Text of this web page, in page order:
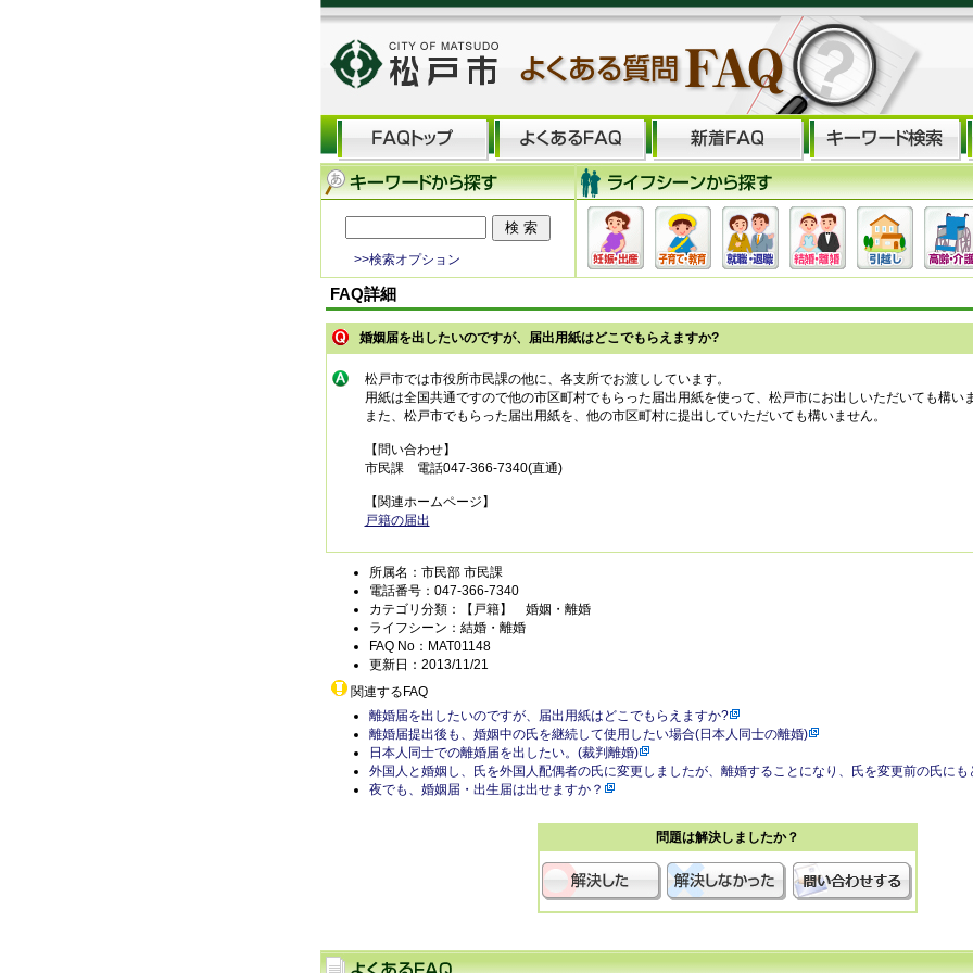
>>検索オプション
FAQ詳細
婚姻届を出したいのですが、届出用紙はどこでもらえますか?
松戸市では市役所市民課の他に、各支所でお渡ししています。
用紙は全国共通ですので他の市区町村でもらった届出用紙を使って、松戸市にお出しいただいても構い
また、松戸市でもらった届出用紙を、他の市区町村に提出していただいても構いません。
【問い合わせ】
市民課 電話047-366-7340(直通)
【関連ホームページ】
戸籍の届出
所属名：市民部 市民課
電話番号：047-366-7340
カテゴリ分類：【戸籍】 婚姻・離婚
ライフシーン：結婚・離婚
FAQ No：MAT01148
更新日：2013/11/21
関連するFAQ
離婚届を出したいのですが、届出用紙はどこでもらえますか?
離婚届提出後も、婚姻中の氏を継続して使用したい場合(日本人同士の離婚)
日本人同士での離婚届を出したい。(裁判離婚)
外国人と婚姻し、氏を外国人配偶者の氏に変更しましたが、離婚することになり、氏を変更前の氏にも
夜でも、婚姻届・出生届は出せますか？
問題は解決しましたか？